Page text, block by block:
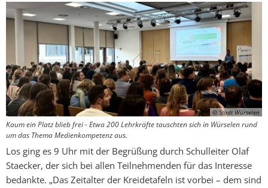
© Stadt Würselen
Kaum ein Platz blieb frei - Etwa 200 Lehrkräfte tauschten sich in Würselen rund
um das Thema Medienkompetenz aus.
Los ging es 9 Uhr mit der Begrüßung durch Schulleiter Olaf
Staecker, der sich bei allen Teilnehmenden für das Interesse
bedankte. „Das Zeitalter der Kreidetafeln ist vorbei – dem sind